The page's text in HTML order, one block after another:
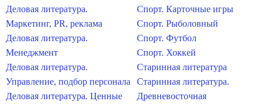
Деловая литература.
Маркетинг, PR, реклама
Деловая литература.
Менеджмент
Деловая литература.
Управление, подбор персонала
Деловая литература. Ценные
Спорт. Карточные игры
Спорт. Рыболовный
Спорт. Футбол
Спорт. Хоккей
Старинная литература
Старинная литература.
Древневосточная